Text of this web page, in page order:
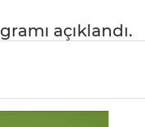
açıklandı.